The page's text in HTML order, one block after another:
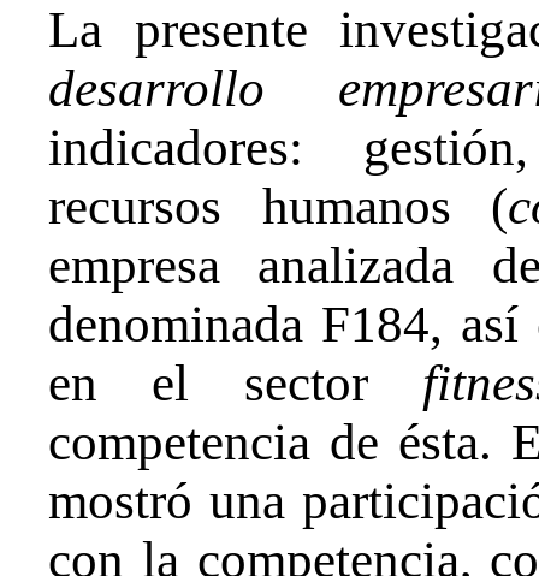
La presente
desarrollo
indicadores:
recursos humanos (
empresa analizada
denominada F184,
en el sector
competencia de ésta.
mostró una
con la competencia,